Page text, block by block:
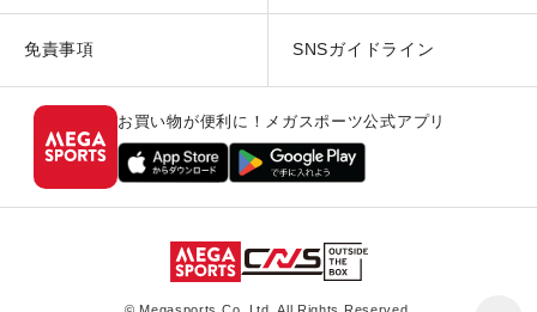
免責事項 SNSガイドライン
お買い物が便利に！メガスポーツ公式アプリ